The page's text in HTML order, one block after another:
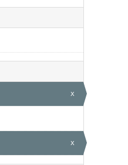
x
x